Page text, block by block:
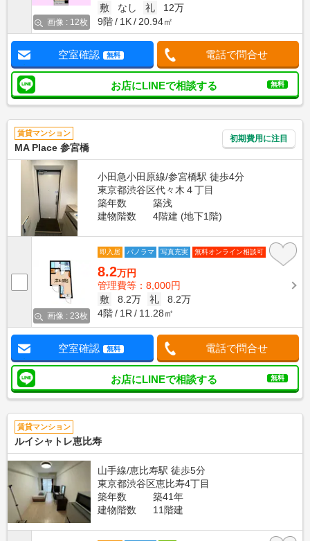
画像 : 12枚
敷
なし 礼
12万
9階
1K 20.94㎡
空室確認 無料 電話で問合せ
お店にLINEで相談する 無料
賃貸マンション
MA Place 参宮橋
初期費用に注目
小田急小田原線/参宮橋駅 徒歩4分
東京都渋谷区代々木４丁目
築年数
築浅
建物階数
4階建 (地下1階)
画像 : 23枚
即入居 パノラマ 写真充実 無料オンライン相談可
8.2万円
管理費等：8,000円
敷
8.2万 礼
8.2万
4階
1R 11.28㎡
空室確認 無料 電話で問合せ
お店にLINEで相談する 無料
賃貸マンション
ルイシャトレ恵比寿
山手線/恵比寿駅 徒歩5分
東京都渋谷区恵比寿4丁目
築年数
築41年
建物階数
11階建